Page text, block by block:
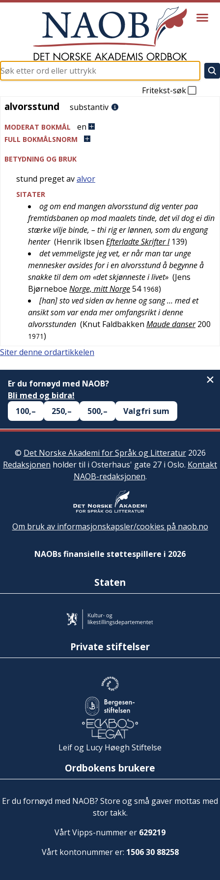
Fritekst-søk
alvorsstund
alvorsstund substantiv
MODERAT BOKMÅL en
FULL BOKMÅLSNORM
BETYDNING OG BRUK
stund preget avalvor
SITATER
og om end mangen alvorsstund dig venter paa
fremtidsbanen op mod maalets tinde, det vil dog ei din
stærke vilje binde, – thi rig er lønnen, som du engang
henter (Henrik Ibsen Efterladte Skrifter I 139)
det vemmeligste jeg vet, er når man tar unge
mennesker avsides for i en alvorsstund å begynne å
snakke til dem om «det skjønneste i livet» (Jens
Bjørneboe Norge, mitt Norge54 1968)
[han] sto ved siden av henne og sang … med et
ansikt som var enda mer omfangsrikt i denne
alvorsstunden (Knut Faldbakken Maude danser 200
1971)
Siter denne ordartikkelen
Er du fornøyd med NAOB?
Bli med og bidra!
100,–
250,– 500,– Valgfri sum
© Det Norske Akademi for Språk og Litteratur2026
Redaksjonen holder til i Osterhaus' gate 27 i Oslo. Kontakt
NAOB-redaksjonen.
Om bruk av informasjonskapsler/cookies på naob.no
NAOBs finansielle støttespillere i 2026
Staten
Private stiftelser
Leif og Lucy Høegh Stiftelse
Ordbokens brukere
Er du fornøyd med NAOB? Store og små gaver mottas med
stor takk.
Vårt Vipps-nummer er 629219
Vårt kontonummer er: 1506 30 88258